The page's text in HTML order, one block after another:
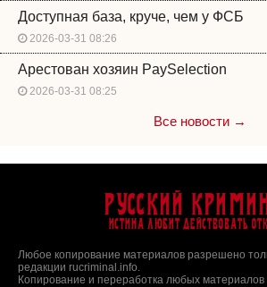
Доступная база, круче, чем у ФСБ
2026-03-31 08:26
Арестован хозяин PaySelection
2026-03-31 08:25
Все новости →
Русский
Истина любит действовать
Любое копирование материалов разрешено
редакции rucriminal.info.
Копирование и переработка любых материалов